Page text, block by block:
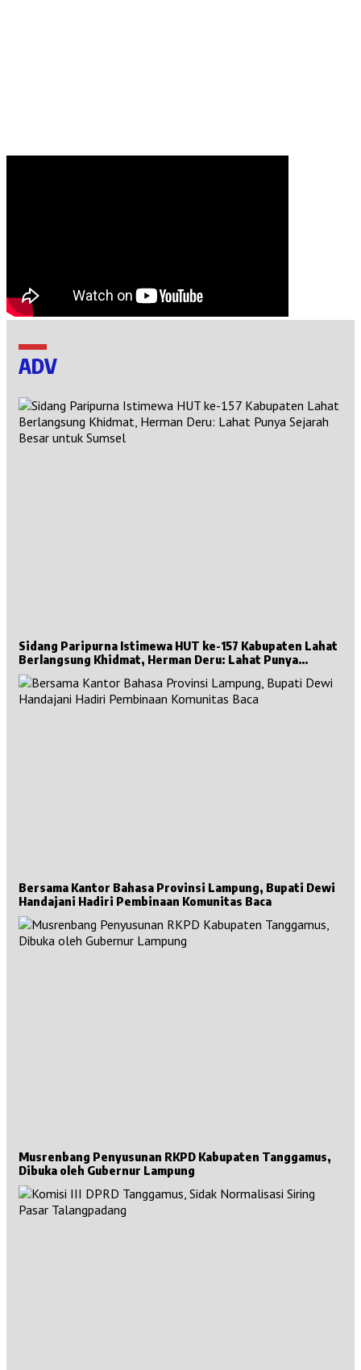
ADV
Sidang Paripurna Istimewa HUT ke-157 Kabupaten Lahat
Berlangsung Khidmat, Herman Deru: Lahat Punya
Sejarah Besar untuk Sumsel
Bersama Kantor Bahasa Provinsi Lampung, Bupati Dewi
Handajani Hadiri Pembinaan Komunitas Baca
Musrenbang Penyusunan RKPD Kabupaten Tanggamus,
Dibuka oleh Gubernur Lampung